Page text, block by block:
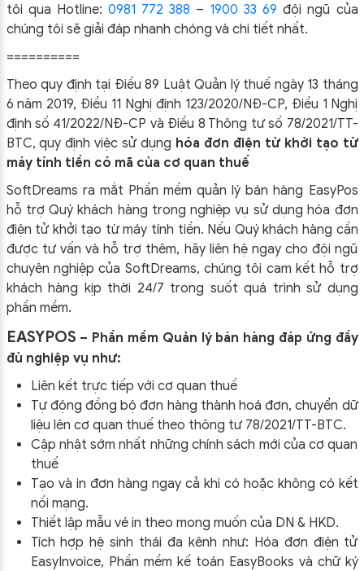
tôi qua Hotline: 0981 772 388 – 1900 33 69 đội ngũ của
chúng tôi sẽ giải đáp nhanh chóng và chi tiết nhất.
==========
Theo quy định tại Điều 89 Luật Quản lý thuế ngày 13 tháng
6 năm 2019, Điều 11 Nghị định 123/2020/NĐ-CP, Điều 1 Nghị
định số 41/2022/NĐ-CP và Điều 8 Thông tư số 78/2021/TT-
BTC, quy định việc sử dụng hóa đơn điện tử khởi tạo từ
máy tính tiền có mã của cơ quan thuế
SoftDreams ra mắt Phần mềm quản lý bán hàng EasyPos
hỗ trợ Quý khách hàng trong nghiệp vụ sử dụnghóa đơn
điện tử khởi tạo từ máy tính tiền. Nếu Quý khách hàng cần
được tư vấn và hỗ trợ thêm, hãy liên hệ ngay cho đội ngũ
chuyên nghiệp của SoftDreams, chúng tôi cam kết hỗ trợ
khách hàng kịp thời 24/7 trong suốt quá trình sử dụng
phần mềm.
EASYPOS – Phần mềm Quản lý bán hàng đáp ứng đầy
đủ nghiệp vụ như:
Liên kết trực tiếp với cơ quan thuế
Tự động đồng bộ đơn hàng thành hoá đơn, chuyển dữ
liệu lên cơ quan thuế theo thông tư 78/2021/TT-BTC.
Cập nhật sớm nhất những chính sách mới của cơ quan
thuế
Tạo và in đơn hàng ngay cả khi có hoặc không có kết
nối mạng.
Thiết lập mẫu vé in theo mong muốn của DN & HKD.
Tích hợp hệ sinh thái đa kênh như: Hóa đơn điện tử
EasyInvoice, Phần mềm kế toán EasyBooks và chữ ký